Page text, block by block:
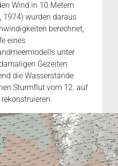
Wind in 10 Metern
1974) wurden daraus
berechnet,
eines
unter
Gezeiten
die Wasserstände
Sturmflut vom 12. auf